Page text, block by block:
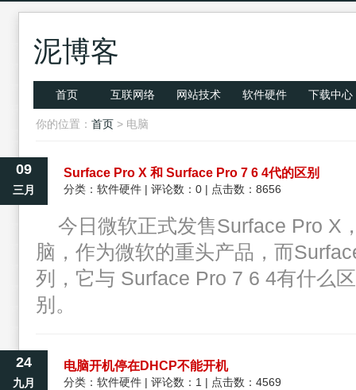
泥博客
首页 互联网络 网站技术 软件硬件 下载中心
你的位置： 首页 > 电脑
09
三月
Surface Pro X 和 Surface Pro 7 6 4代的区别
分类： 软件硬件 | 评论数：0 | 点击数：8656
今日微软正式发售Surface Pro X
脑，作为微软的重头产品，而
列，它与 Surface Pro 7 6 4有什么
别。
24
九月
电脑开机停在DHCP不能开机
分类： 软件硬件 | 评论数：1 | 点击数：4569